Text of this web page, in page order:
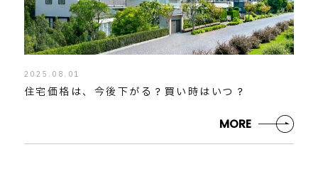
2025.08.01
住宅価格は、今後下がる？買い時はいつ？
MORE